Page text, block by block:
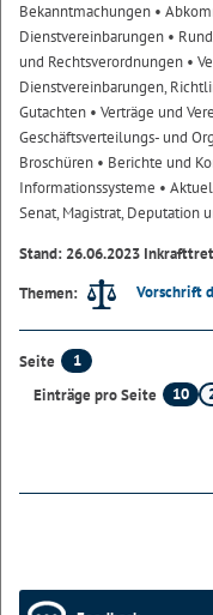
Bekanntmachungen •
Dienstvereinbarungen •
und Rechtsverordnungen •
Dienstvereinbarungen,
Gutachten • Verträge und
Geschäftsverteilungs- und
Broschüren • Berichte und
Informationssysteme •
Senat, Magistrat, Deputation
Stand: 26.06.2023
Themen:
Vorschrift
Seite
1
Einträge pro Seite
10